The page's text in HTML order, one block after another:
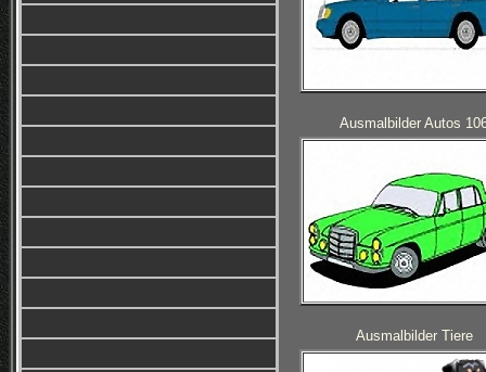
Ausmalbilder Autos
Ausmalbilder Tiere